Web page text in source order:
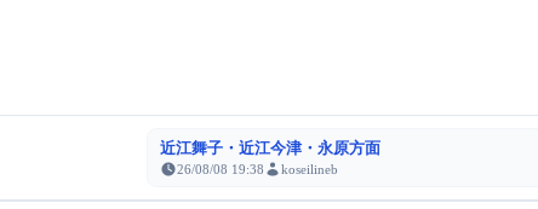
近江舞子・近江今津・永原方面
26/08/08 19:38 koseilineb